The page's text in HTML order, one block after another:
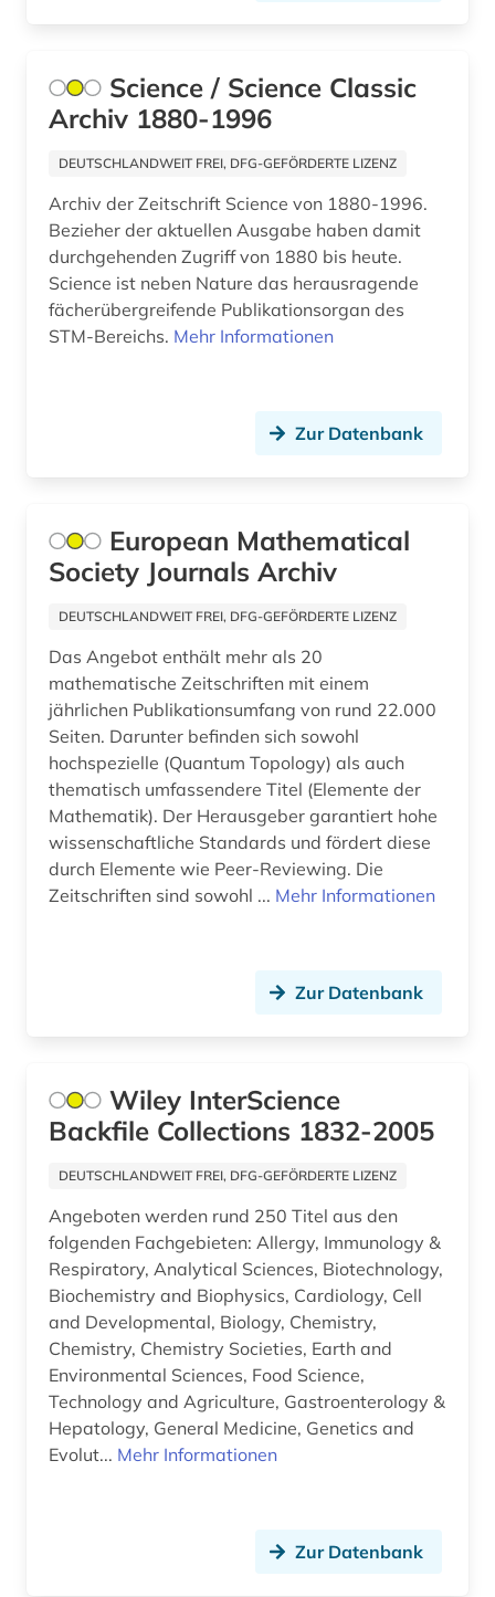
nordafrika (1)
numerische mathematik (1)
online-publikation (2)
open access (8)
open access transformation (1)
optik (1)
orientalistik (1)
pharmazie (14)
physik (11)
physische geografie (1)
polen (1)
politik (2)
politikwissenschaft (1)
politische wissenschaft (1)
presse (1)
quelle (1)
romanistik (3)
royal society (1)
rundfunk (1)
russland (2)
scientific collaboration (1)
sozialwissenschaften (25)
Science / Science Classic
Archiv 1880-1996
DEUTSCHLANDWEIT FREI, DFG-GEFÖRDERTE LIZENZ
Archiv der Zeitschrift Science von 1880-1996.
Bezieher der aktuellen Ausgabe haben damit
durchgehenden Zugriff von 1880 bis heute.
Science ist neben Nature das herausragende
fächerübergreifende Publikationsorgan des
STM-Bereichs. Mehr Informationen
Zur Datenbank
European Mathematical
Society Journals Archiv
DEUTSCHLANDWEIT FREI, DFG-GEFÖRDERTE LIZENZ
Das Angebot enthält mehr als 20
mathematische Zeitschriften mit einem
jährlichen Publikationsumfang von rund 22.000
Seiten. Darunter befinden sich sowohl
hochspezielle (Quantum Topology) als auch
thematisch umfassendere Titel (Elemente der
Mathematik). Der Herausgeber garantiert hohe
wissenschaftliche Standards und fördert diese
durch Elemente wie Peer-Reviewing. Die
Zeitschriften sind sowohl ... Mehr Informationen
Zur Datenbank
Wiley InterScience
Backfile Collections 1832-2005
DEUTSCHLANDWEIT FREI, DFG-GEFÖRDERTE LIZENZ
Angeboten werden rund 250 Titel aus den
folgenden Fachgebieten: Allergy, Immunology &
Respiratory, Analytical Sciences, Biotechnology,
Biochemistry and Biophysics, Cardiology, Cell
and Developmental, Biology, Chemistry,
Chemistry, Chemistry Societies, Earth and
Environmental Sciences, Food Science,
Technology and Agriculture, Gastroenterology &
Hepatology, General Medicine, Genetics and
Evolut... Mehr Informationen
Zur Datenbank